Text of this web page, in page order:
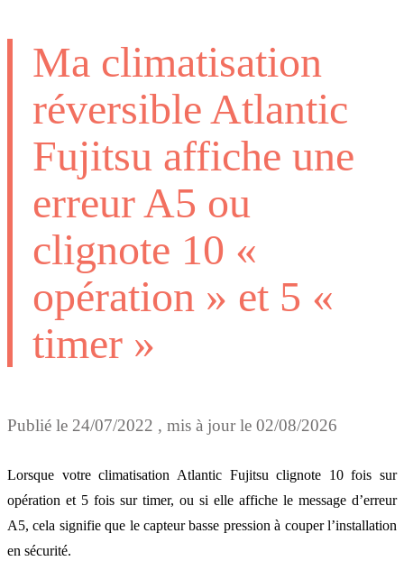
Ma climatisation
réversible Atlantic
Fujitsu affiche une
erreur A5 ou
clignote 10 «
opération » et 5 «
timer »
Publié le 24/07/2022 , mis à jour le 02/08/2026
Lorsque votre climatisation Atlantic Fujitsu clignote 10 fois sur
opération et 5 fois sur timer, ou si elle affiche le message d’erreur
A5, cela signifie que le capteur basse pression à couper l’installation
en sécurité.